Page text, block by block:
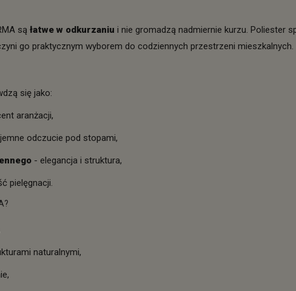
są łatwe w odkurzaniu i nie gromadzą nadmiernie kurzu. Poliester
go praktycznym wyborem do codziennych przestrzeni mieszkalnych.
się jako:
aranżacji,
odczucie pod stopami,
- elegancja i struktura,
pielęgnacji.
naturalnymi,